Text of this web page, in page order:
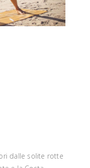
dalle solite rotte